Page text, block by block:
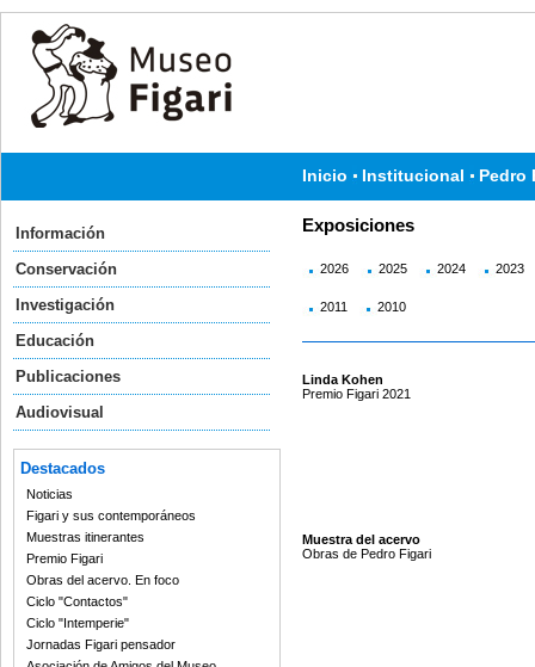
Inicio Institucional Pedro
Información
Conservación
Investigación
Educación
Publicaciones
Audiovisual
Destacados
Noticias
Figari y sus contemporáneos
Muestras itinerantes
Premio Figari
Obras del acervo. En foco
Ciclo "Contactos"
Ciclo "Intemperie"
Jornadas Figari pensador
Exposiciones
2026 2025 2024 2023
2011 2010
Linda Kohen
Premio Figari 2021
Muestra del acervo
Obras de Pedro Figari